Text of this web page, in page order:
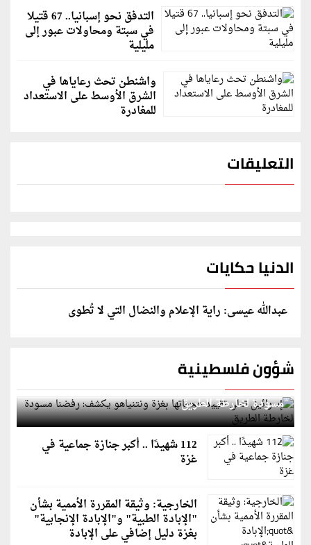
التدفق نحو إسبانيا.. 67 قتيلا
في سبتة ومحاولات عبور إلى
مليلية
واشنطن تحث رعاياها في
الشرق الأوسط على الاستعداد
للمغادرة
التعليقات
الدنيا حكايات
عبدالله عيسى: راية الإعلام والنضال التي لا تُطوى
شؤون فلسطينية
إسرائيل تعلن تقييد هجماتها بغزة ونتنياهو يكشف: رفضنا
مسودة لخارطة الطريق
112 شهيدًا .. أكبر جنازة جماعية في
غزة
الخارجية: وثيقة المقررة الأممية بشأن
"الإبادة الطبية" و"الإبادة الإنجابية"
بغزة دليل إضافي على الإبادة